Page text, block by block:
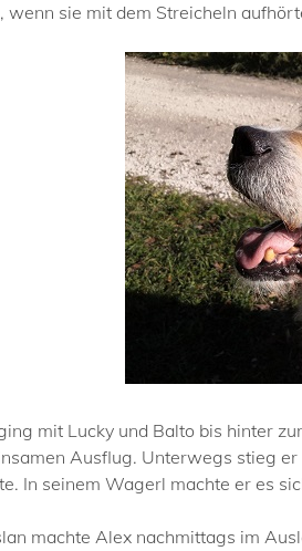
wenn sie mit dem Streicheln
mit Lucky und Balto bis hinter
Ausflug. Unterwegs stieg
In seinem Wagerl machte er es
machte Alex nachmittags im